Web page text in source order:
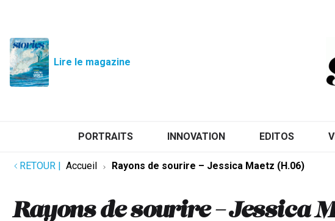
Lire le magazine
PORTRAITS INNOVATION EDITOS
RETOUR | Accueil Rayons de sourire – Jessica Maetz (H.06)
Rayons de sourire – Jessica